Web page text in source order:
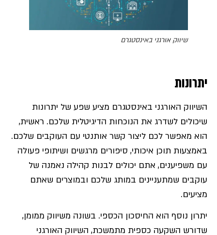
שיווק אורגני באינסטגרם
יתרונות
השיווק האורגני באינסטגרם מציע שפע של יתרונות
שיכולים לשדרג את הנוכחות הדיגיטלית שלכם. ראשית,
הוא מאפשר לכם ליצור קשר אותנטי עם העוקבים שלכם.
באמצעות תוכן איכותי, סיפורים מרגשים ושיתופי פעולה
עם משפיענים, אתם יכולים לבנות קהילה נאמנה של
עוקבים שמתעניינים במותג שלכם ובמוצרים שאתם
מציעים.
יתרון נוסף הוא החיסכון הכספי. בשונה משיווק ממומן,
שדורש השקעה כספית מתמשכת, השיווק האורגני